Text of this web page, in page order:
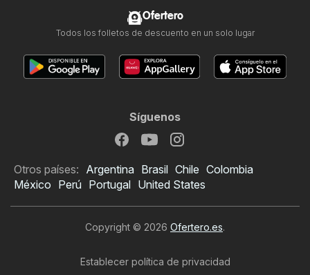
Ofertero
Todos los folletos de descuento en un solo lugar
Síguenos
Otros países: Argentina Brasil Chile Colombia
México Perú Portugal United States
Copyright © 2026 Ofertero.es.
Establecer política de privacidad